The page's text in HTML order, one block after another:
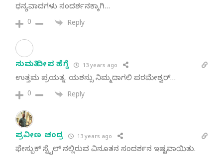
ಧನ್ಯವಾದಗಳು ಸಂದರ್ಶನಕ್ಕಾಗಿ…
0 Reply
ಸುಮತಿ ದೀಪ ಹೆಗ್ಡೆ 13 years ago
ಉತ್ತಮ ಪ್ರಯತ್ನ. ಯಶಸ್ಸು ನಿಮ್ಮದಾಗಲಿ ಪರಮೇಶ್ವರ್…
0 Reply
ಪ್ರವೀಣ ಚಂದ್ರ 13 years ago
ಫೇಸ್ಬುಕ್ ಸ್ಟೈಲ್ ನಲ್ಲಿರುವ ವಿನೂತನ ಸಂದರ್ಶನ ಇಷ್ಟವಾಯಿತು.